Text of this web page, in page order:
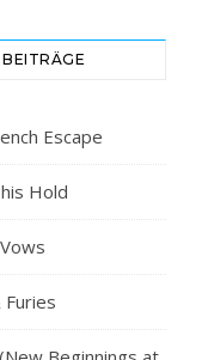
Escape
Hold